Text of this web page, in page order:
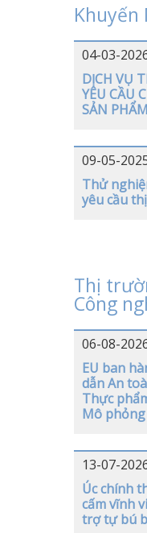
Khuyến
04-03-
DỊCH VỤ
YÊU CẦU
SẢN
09-05-
Thử
yêu cầu
Thị
Công
06-08-
EU ban
dẫn An
Thực
Mô
13-07-
Úc chính
cấm vĩnh
trợ tự bú